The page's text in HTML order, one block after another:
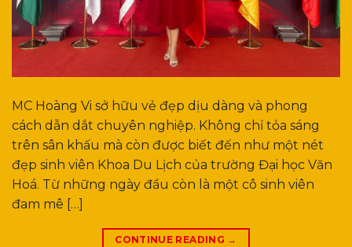
MC Hoàng Vi sở hữu vẻ đẹp dịu dàng và phong
cách dẫn dắt chuyên nghiệp. Không chỉ tỏa sáng
trên sân khấu mà còn được biết đến như một nét
đẹp sinh viên Khoa Du Lịch của trường Đại học Văn
Hoá. Từ những ngày đầu còn là một cô sinh viên
đam mê […]
CONTINUE READING →